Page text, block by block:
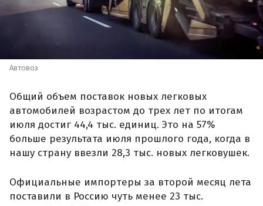
Автовоз
Общий объем поставок новых легковых
автомобилей возрастом до трех лет по итогам
июля достиг 44,4 тыс. единиц. Это на 57%
больше результата июля прошлого года, когда в
нашу страну ввезли 28,3 тыс. новых легковушек.
Официальные импортеры за второй месяц лета
поставили в Россию чуть менее 23 тыс.